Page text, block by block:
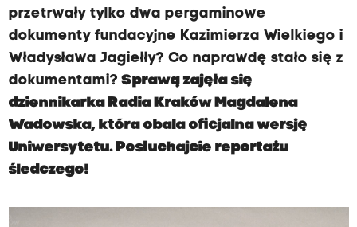
przetrwały tylko dwa pergaminowe
dokumenty fundacyjne Kazimierza Wielkiego i
Władysława Jagiełły? Co naprawdę stało się z
dokumentami?Sprawą zajęła się
dziennikarka Radia Kraków Magdalena
Wadowska, która obala oficjalna wersję
Uniwersytetu. Posłuchajcie reportażu
śledczego!